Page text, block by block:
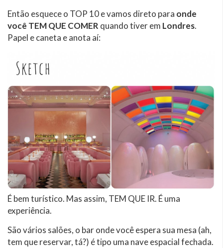
Então esquece o TOP 10 e vamos direto para onde
você TEM QUE COMER quando tiver em Londres.
Papel e caneta e anota aí:
É bem turístico. Mas assim, TEM QUE IR. É uma
experiência.
São vários salões, o bar onde você espera sua mesa (ah,
tem que reservar, tá?) é tipo uma nave espacial fechada.